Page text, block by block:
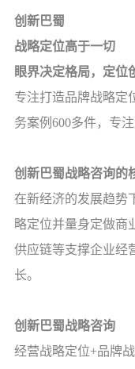
创新巴蜀
战略定位高于一切
眼界决定格局，定位
专注打造品牌战略定
务案例 600多件，专
创新巴蜀战略咨询的
在新经济的发展趋势
略定位并量身定做商
供应链等支撑企业经
长。
创新巴蜀战略咨询
经营战略定位+品牌